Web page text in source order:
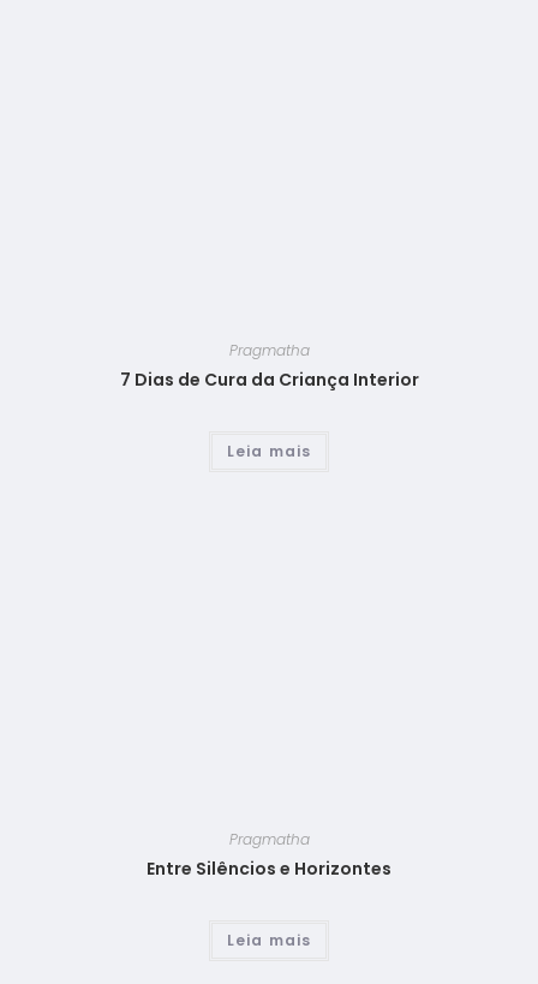
Pragmatha
7 Dias de Cura da Criança Interior
Leia mais
Pragmatha
Entre Silêncios e Horizontes
Leia mais